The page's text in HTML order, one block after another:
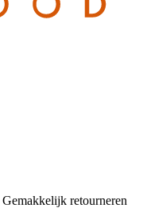
Gemakkelijk retourneren